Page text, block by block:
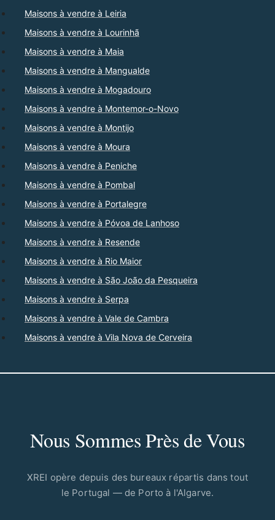
Maisons à vendre à Leiria
Maisons à vendre à Lourinhã
Maisons à vendre à Maia
Maisons à vendre à Mangualde
Maisons à vendre à Mogadouro
Maisons à vendre à Montemor-o-Novo
Maisons à vendre à Montijo
Maisons à vendre à Moura
Maisons à vendre à Peniche
Maisons à vendre à Pombal
Maisons à vendre à Portalegre
Maisons à vendre à Póvoa de Lanhoso
Maisons à vendre à Resende
Maisons à vendre à Rio Maior
Maisons à vendre à São João da Pesqueira
Maisons à vendre à Serpa
Maisons à vendre à Vale de Cambra
Maisons à vendre à Vila Nova de Cerveira
Nous Sommes Près de Vous
XREI opère depuis des bureaux répartis dans tout
le Portugal — de Porto à l'Algarve.